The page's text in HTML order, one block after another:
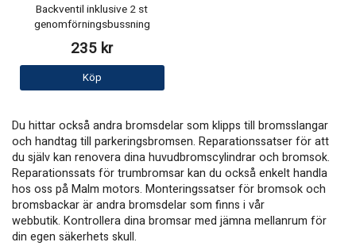
Backventil inklusive 2 st
genomförningsbussning
235 kr
Köp
Du hittar också andra bromsdelar som klipps till bromsslangar
och handtag till parkeringsbromsen. Reparationssatser för att
du själv kan renovera dina huvudbromscylindrar och bromsok.
Reparationssats för trumbromsar kan du också enkelt handla
hos oss på Malm motors. Monteringssatser för bromsok och
bromsbackar är andra bromsdelar som finns i vår
webbutik. Kontrollera dina bromsar med jämna mellanrum för
din egen säkerhets skull.